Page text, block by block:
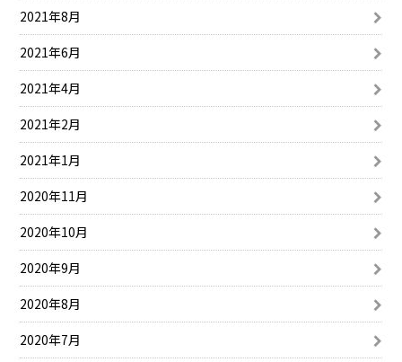
2021年8月
2021年6月
2021年4月
2021年2月
2021年1月
2020年11月
2020年10月
2020年9月
2020年8月
2020年7月